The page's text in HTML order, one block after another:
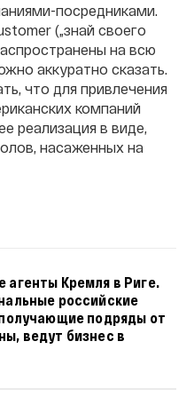
посредниками.
(„знай своего
на всю
аккуратно сказать.
что для привлечения
компаний
реализация в виде,
насаженных на
агенты Кремля в Риге.
российские
подряды от
ведут бизнес в